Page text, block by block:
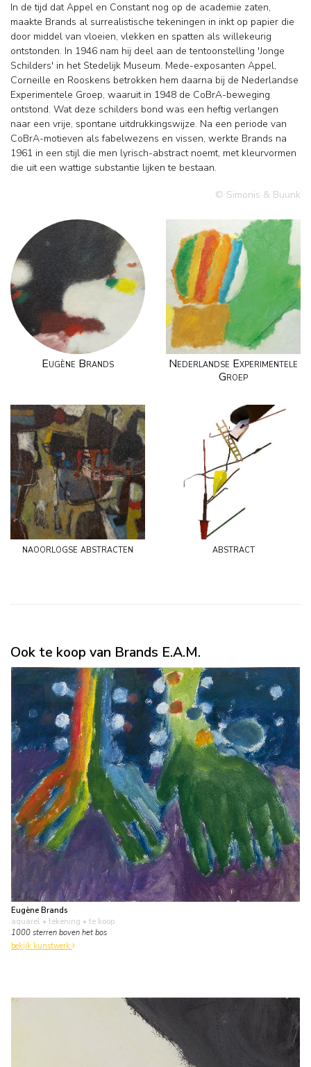
In de tijd dat Appel en Constant nog op de academie zaten,
maakte Brands al surrealistische tekeningen in inkt op papier die
door middel van vloeien, vlekken en spatten als willekeurig
ontstonden. In 1946 nam hij deel aan de tentoonstelling 'Jonge
Schilders' in het Stedelijk Museum. Mede-exposanten Appel,
Corneille en Rooskens betrokken hem daarna bij de Nederlandse
Experimentele Groep, waaruit in 1948 de CoBrA-beweging
ontstond. Wat deze schilders bond was een heftig verlangen
naar een vrije, spontane uitdrukkingswijze. Na een periode van
CoBrA-motieven als fabelwezens en vissen, werkte Brands na
1961 in een stijl die men lyrisch-abstract noemt, met kleurvormen
die uit een wattige substantie lijken te bestaan.
© Simonis & Buunk
Eugène Brands
Nederlandse Experimentele
Groep
naoorlogse abstracten abstract
Ook te koop van Brands E.A.M.
Eugène Brands
aquarel • tekening • te koop
1000 sterren boven het bos
bekijk kunstwerk